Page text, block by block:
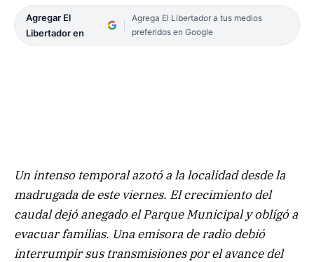
Agregar El
Libertador en
Agrega El Libertador a tus medios
preferidos en Google
Un intenso temporal azotó a la localidad desde la
madrugada de este viernes. El crecimiento del
caudal dejó anegado el Parque Municipal y obligó a
evacuar familias. Una emisora de radio debió
interrumpir sus transmisiones por el avance del